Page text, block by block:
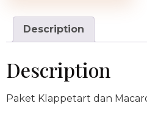
Description
Description
Paket Klappetart dan